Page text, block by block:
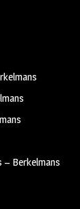
– Berkelmans